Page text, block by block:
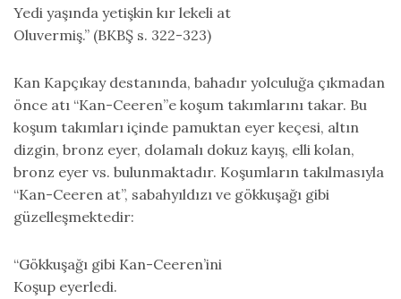
Yedi yaşında yetişkin kır lekeli at
Oluvermiş.” (BKBŞ s. 322-323)
Kan Kapçıkay destanında, bahadır yolculuğa çıkmadan
önce atı “Kan-Ceeren”e koşum takımlarını takar. Bu
koşum takımları içinde pamuktan eyer keçesi, altın
dizgin, bronz eyer, dolamalı dokuz kayış, elli kolan,
bronz eyer vs. bulunmaktadır. Koşumların takılmasıyla
“Kan-Ceeren at”, sabahyıldızı ve gökkuşağı gibi
güzelleşmektedir:
“Gökkuşağı gibi Kan-Ceeren’ini
Koşup eyerledi.